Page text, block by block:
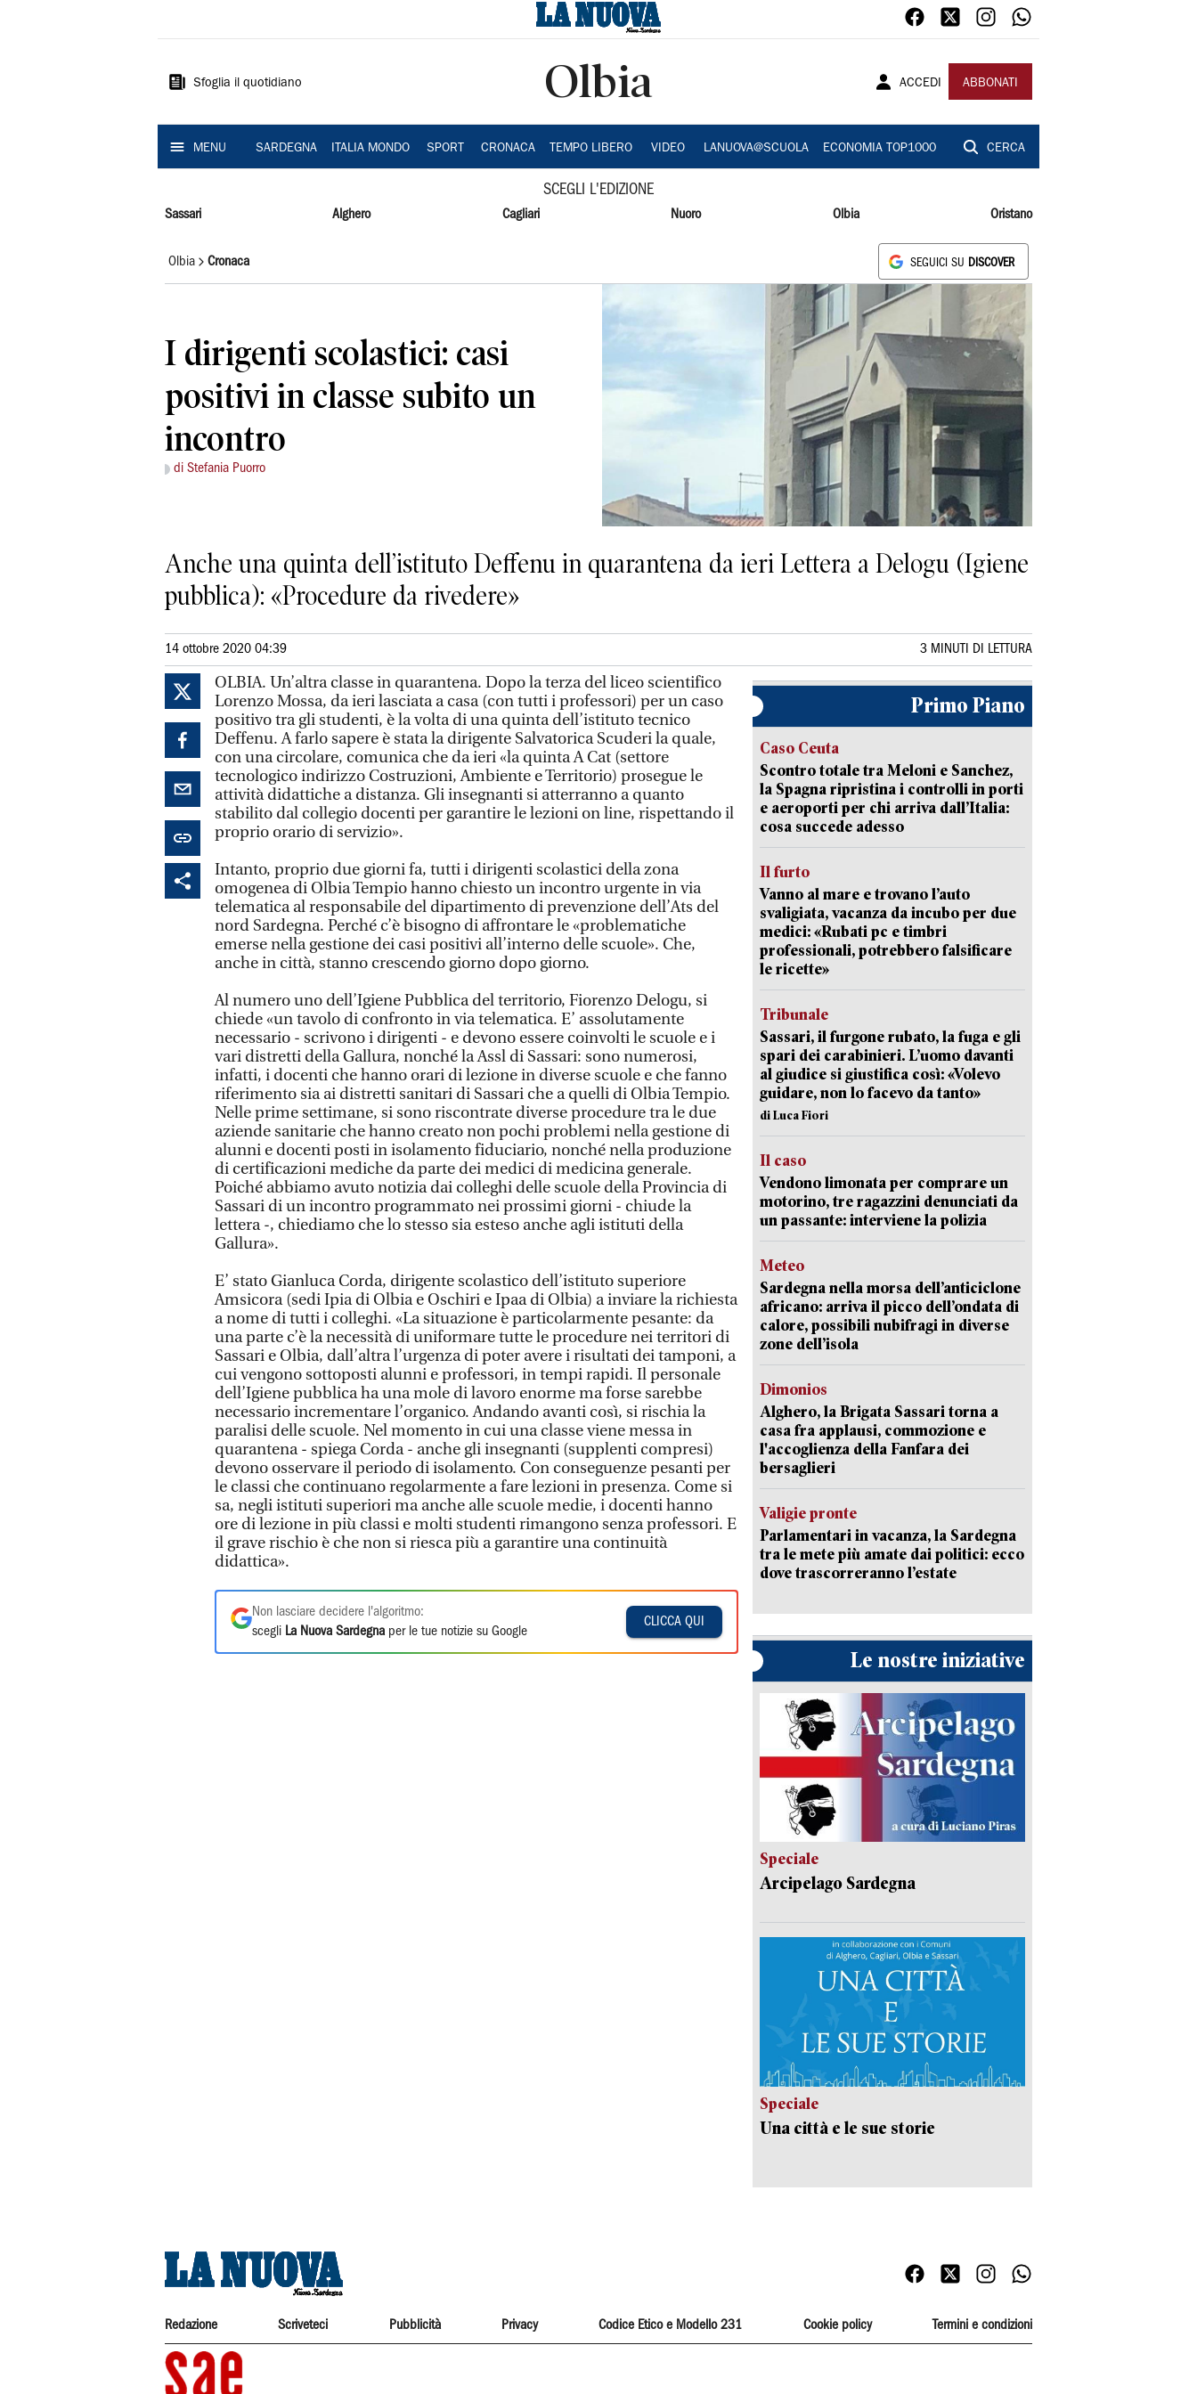
Sardegna
Sfoglia il quotidiano Olbia ACCEDI ABBONATI
MENU SARDEGNA ITALIA MONDO SPORT CRONACA TEMPO LIBERO VIDEO LANUOVA@SCUOLA ECONOMIA TOP1000 CERCA
SCEGLI L'EDIZIONE
Sassari Alghero Cagliari Nuoro Olbia Oristano
Olbia Cronaca SEGUICI SU DISCOVER
I dirigenti scolastici: casi
positivi in classe subito un
incontro
di Stefania Puorro
Anche una quinta dell’istituto Deffenu in quarantena da ieri Lettera a Delogu (Igiene
pubblica): «Procedure da rivedere»
14 ottobre 2020 04:39 3 MINUTI DI LETTURA
OLBIA. Un’altra classe in quarantena. Dopo la terza del liceo scientifico
Lorenzo Mossa, da ieri lasciata a casa (con tutti i professori) per un caso
positivo tra gli studenti, è la volta di una quinta dell’istituto tecnico
Deffenu. A farlo sapere è stata la dirigente Salvatorica Scuderi la quale,
con una circolare, comunica che da ieri «la quinta A Cat (settore
tecnologico indirizzo Costruzioni, Ambiente e Territorio) prosegue le
attività didattiche a distanza. Gli insegnanti si atterranno a quanto
stabilito dal collegio docenti per garantire le lezioni on line, rispettando il
proprio orario di servizio».
Intanto, proprio due giorni fa, tutti i dirigenti scolastici della zona
omogenea di Olbia Tempio hanno chiesto un incontro urgente in via
telematica al responsabile del dipartimento di prevenzione dell’Ats del
nord Sardegna. Perché c’è bisogno di affrontare le «problematiche
emerse nella gestione dei casi positivi all’interno delle scuole». Che,
anche in città, stanno crescendo giorno dopo giorno.
Al numero uno dell’Igiene Pubblica del territorio, Fiorenzo Delogu, si
chiede «un tavolo di confronto in via telematica. E’ assolutamente
necessario - scrivono i dirigenti - e devono essere coinvolti le scuole e i
vari distretti della Gallura, nonché la Assl di Sassari: sono numerosi,
infatti, i docenti che hanno orari di lezione in diverse scuole e che fanno
riferimento sia ai distretti sanitari di Sassari che a quelli di Olbia Tempio.
Nelle prime settimane, si sono riscontrate diverse procedure tra le due
aziende sanitarie che hanno creato non pochi problemi nella gestione di
alunni e docenti posti in isolamento fiduciario, nonché nella produzione
di certificazioni mediche da parte dei medici di medicina generale.
Poiché abbiamo avuto notizia dai colleghi delle scuole della Provincia di
Sassari di un incontro programmato nei prossimi giorni - chiude la
lettera -, chiediamo che lo stesso sia esteso anche agli istituti della
Gallura».
E’ stato Gianluca Corda, dirigente scolastico dell’istituto superiore
Amsicora (sedi Ipia di Olbia e Oschiri e Ipaa di Olbia) a inviare la richiesta
a nome di tutti i colleghi. «La situazione è particolarmente pesante: da
una parte c’è la necessità di uniformare tutte le procedure nei territori di
Sassari e Olbia, dall’altra l’urgenza di poter avere i risultati dei tamponi, a
cui vengono sottoposti alunni e professori, in tempi rapidi. Il personale
dell’Igiene pubblica ha una mole di lavoro enorme ma forse sarebbe
necessario incrementare l’organico. Andando avanti così, si rischia la
paralisi delle scuole. Nel momento in cui una classe viene messa in
quarantena - spiega Corda - anche gli insegnanti (supplenti compresi)
devono osservare il periodo di isolamento. Con conseguenze pesanti per
le classi che continuano regolarmente a fare lezioni in presenza. Come si
sa, negli istituti superiori ma anche alle scuole medie, i docenti hanno
ore di lezione in più classi e molti studenti rimangono senza professori. E
il grave rischio è che non si riesca più a garantire una continuità
didattica».
Non lasciare decidere l'algoritmo:
scegli La Nuova Sardegna per le tue notizie su Google
CLICCA QUI
Primo Piano
Caso Ceuta
Scontro totale tra Meloni e Sanchez,
la Spagna ripristina i controlli in porti
e aeroporti per chi arriva dall’Italia:
cosa succede adesso
Il furto
Vanno al mare e trovano l’auto
svaligiata, vacanza da incubo per due
medici: «Rubati pc e timbri
professionali, potrebbero falsificare
le ricette»
Tribunale
Sassari, il furgone rubato, la fuga e gli
spari dei carabinieri. L’uomo davanti
al giudice si giustifica così: «Volevo
guidare, non lo facevo da tanto»
di Luca Fiori
Il caso
Vendono limonata per comprare un
motorino, tre ragazzini denunciati da
un passante: interviene la polizia
Meteo
Sardegna nella morsa dell’anticiclone
africano: arriva il picco dell’ondata di
calore, possibili nubifragi in diverse
zone dell’isola
Dimonios
Alghero, la Brigata Sassari torna a
casa fra applausi, commozione e
l'accoglienza della Fanfara dei
bersaglieri
Valigie pronte
Parlamentari in vacanza, la Sardegna
tra le mete più amate dai politici: ecco
dove trascorreranno l’estate
Le nostre iniziative
Speciale
Arcipelago Sardegna
Speciale
Una città e le sue storie
Redazione Scriveteci Pubblicità Privacy Codice Etico e Modello 231 Cookie policy Termini e condizioni